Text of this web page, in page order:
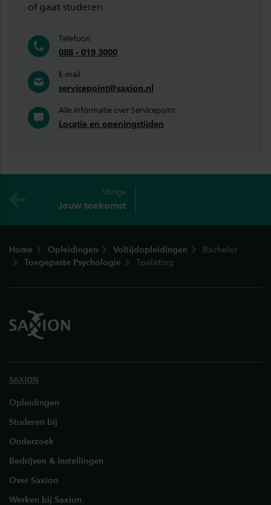
of gaat studeren.
Telefoon
088 - 019 3000
E-mail
servicepoint@saxion.nl
Alle informatie over Servicepoint
Locatie en openingstijden
Vorige
Jouw toekomst
Home Opleidingen Voltijdopleidingen
Bachelor
Toegepaste Psychologie
Toelating
SAXION
Opleidingen
Studeren bij
Onderzoek
Bedrijven & Instellingen
Over Saxion
Werken bij Saxion